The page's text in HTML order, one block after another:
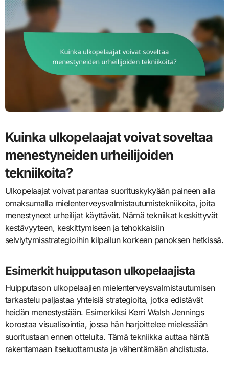
Kuinka ulkopelaajat voivat soveltaa
menestyneiden urheilijoiden
tekniikoita?
Ulkopelaajat voivat parantaa suorituskykyään paineen alla
omaksumalla mielenterveysvalmistautumistekniikoita, joita
menestyneet urheilijat käyttävät. Nämä tekniikat keskittyvät
kestävyyteen, keskittymiseen ja tehokkaisiin
selviytymisstrategioihin kilpailun korkean panoksen hetkissä.
Esimerkit huipputason ulkopelaajista
Huipputason ulkopelaajien mielenterveysvalmistautumisen
tarkastelu paljastaa yhteisiä strategioita, jotka edistävät
heidän menestystään. Esimerkiksi Kerri Walsh Jennings
korostaa visualisointia, jossa hän harjoittelee mielessään
suoritustaan ennen otteluita. Tämä tekniikka auttaa häntä
rakentamaan itseluottamusta ja vähentämään ahdistusta.